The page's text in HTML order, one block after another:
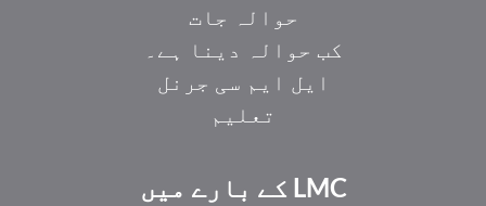
حوالہ جات
کب حوالہ دینا ہے۔
ایل ایم سی جرنل
تعلیم
LMC کے بارے میں